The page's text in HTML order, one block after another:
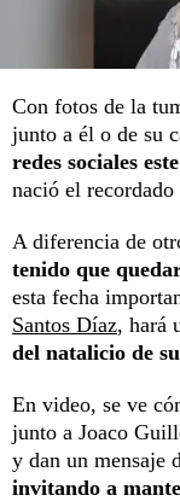
Con fotos de la
junto a él o de su
redes sociales
nació el recordado
A diferencia de
tenido que
esta fecha
Santos Díaz, hará
del natalicio de
En video, se ve
junto a Joaco
y dan un mensaje
invitando a